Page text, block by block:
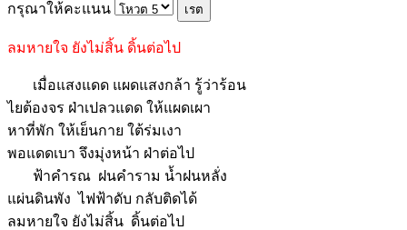
กรุณาให้คะแนน
ลมหายใจ ยังไม่สิ้น ดิ้นต่อไป
เมื่อแสงแดด แผดแสงกล้า รู้ว่าร้อน
ไยต้องจร ฝ่าเปลวแดด ให้แผดเผา
หาที่พัก ให้เย็นกาย ใต้ร่มเงา
พอแดดเบา จึงมุ่งหน้า ฝ่าต่อไป
ฟ้าคำรณ ฝนคำราม น้ำฝนหลั่ง
แผ่นดินพัง ไฟฟ้าดับ กลับติดได้
ลมหายใจ ยังไม่สิ้น ดิ้นต่อไป